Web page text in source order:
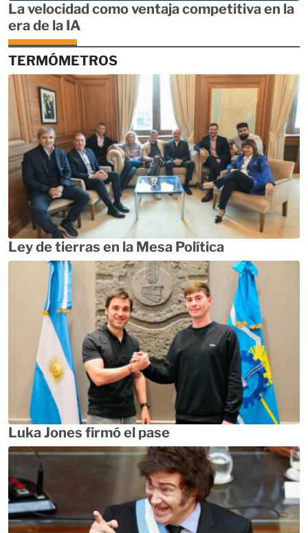
La velocidad como ventaja competitiva en la
era de la IA
TERMÓMETROS
Ley de tierras en la Mesa Política
Luka Jones firmó el pase